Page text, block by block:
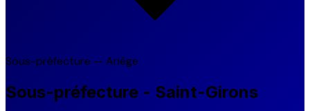
Sous-préfecture — Ariège
Sous-préfecture - Saint-Girons